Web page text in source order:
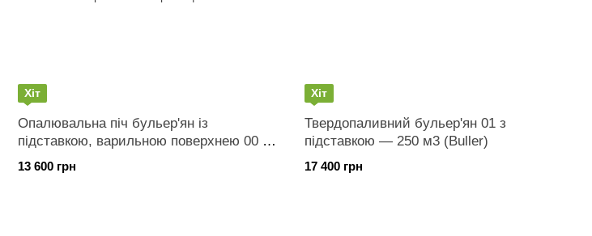
Хіт
Опалювальна піч бульер'ян із
підставкою, варильною поверхнею 00 —
125 м3
13 600 грн
Хіт
Твердопаливний бульер'ян 01 з
підставкою — 250 м3 (Buller)
17 400 грн